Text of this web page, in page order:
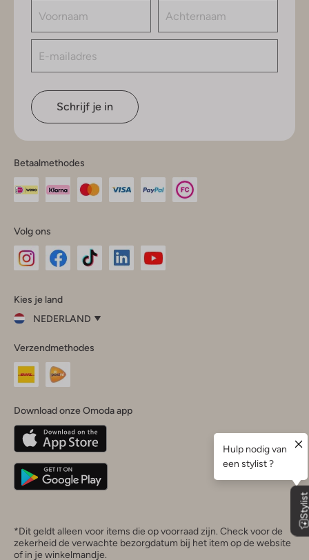
Schrijf je in
Betaalmethodes
Volg ons
InstagramFacebook
Kies je land
NEDERLAND
je
land
Nederland
Belgique(Français)
Deutschland
Verzendmethodes
Download onze Omoda app
*Dit geldt alleen voor items die op voorraad zijn. Check voor de
zekerheid de verwachte bezorgdatum bij het item op de website
of in je winkelmandje.